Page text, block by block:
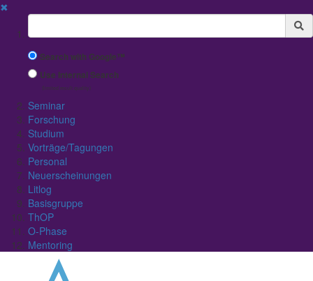
✖
Suchbegriff
Search with Google™
Use Internal Search
(limited result quality)
Seminar
Forschung
Studium
Vorträge/Tagungen
Personal
Neuerscheinungen
Litlog
Basisgruppe
ThOP
O-Phase
Mentoring